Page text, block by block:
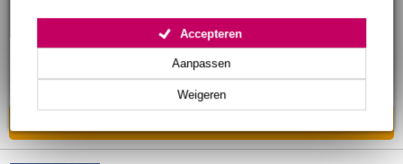
Weigeren
Aanpassen
Accepteren
Adviesprijs € 8,90 € 7,90
Bestel nu en ontvang binnen circa 13
werkdagen